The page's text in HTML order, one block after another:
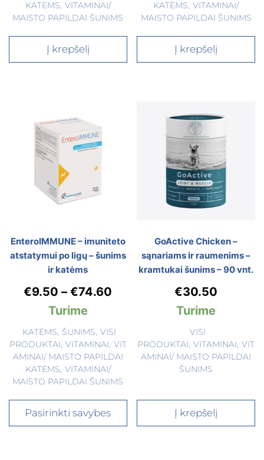
KATĖMS, VITAMINAI/
MAISTO PAPILDAI ŠUNIMS
Į krepšelį
KATĖMS, VITAMINAI/
MAISTO PAPILDAI ŠUNIMS
Į krepšelį
EnteroIMMUNE – imuniteto
atstatymui po ligų – šunims
ir katėms
€9.50 – €74.60
Turime
KATĖMS ŠUNIMS VISI
PRODUKTAI VITAMINAI VIT
AMINAI/ MAISTO PAPILDAI
KATĖMS VITAMINAI/
MAISTO PAPILDAI ŠUNIMS
Pasirinkti savybes
GoActive Chicken –
sąnariams ir raumenims –
kramtukai šunims – 90 vnt.
€30.50
Turime
VISI
PRODUKTAI VITAMINAI VIT
AMINAI/ MAISTO PAPILDAI
ŠUNIMS
Į krepšelį